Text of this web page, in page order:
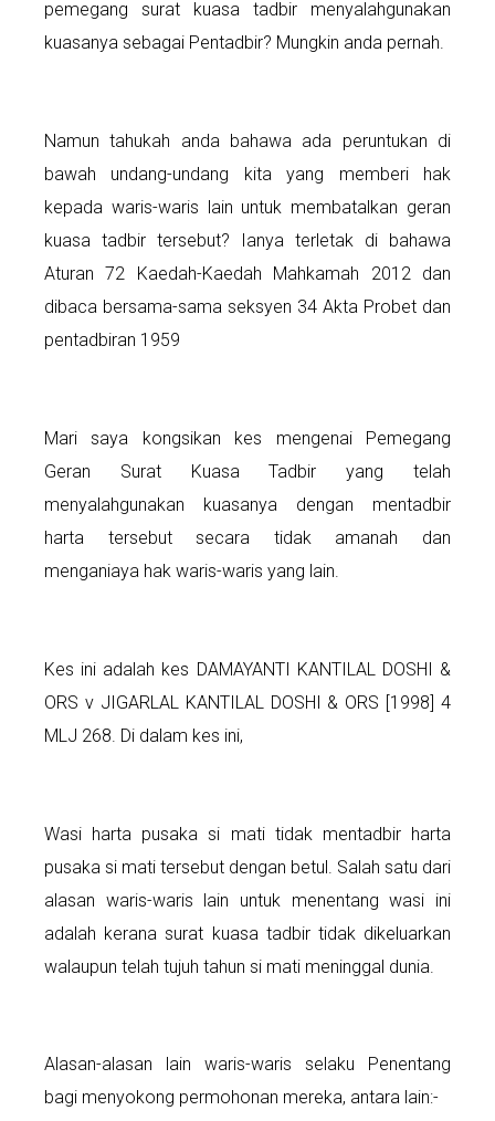
pemegang surat kuasa tadbir menyalahgunakan
kuasanya sebagai Pentadbir? Mungkin anda pernah.
Namun tahukah anda bahawa ada peruntukan di
bawah undang-undang kita yang memberi hak
kepada waris-waris lain untuk membatalkan geran
kuasa tadbir tersebut? Ianya terletak di bahawa
Aturan 72 Kaedah-Kaedah Mahkamah 2012 dan
dibaca bersama-sama seksyen 34 Akta Probet dan
pentadbiran 1959
Mari saya kongsikan kes mengenai Pemegang
Geran Surat Kuasa Tadbir yang telah
menyalahgunakan kuasanya dengan mentadbir
harta tersebut secara tidak amanah dan
menganiaya hak waris-waris yang lain.
Kes ini adalah kes DAMAYANTI KANTILAL DOSHI &
ORS v JIGARLAL KANTILAL DOSHI & ORS [1998] 4
MLJ 268. Di dalam kes ini,
Wasi harta pusaka si mati tidak mentadbir harta
pusaka si mati tersebut dengan betul. Salah satu dari
alasan waris-waris lain untuk menentang wasi ini
adalah kerana surat kuasa tadbir tidak dikeluarkan
walaupun telah tujuh tahun si mati meninggal dunia.
Alasan-alasan lain waris-waris selaku Penentang
bagi menyokong permohonan mereka, antara lain:-